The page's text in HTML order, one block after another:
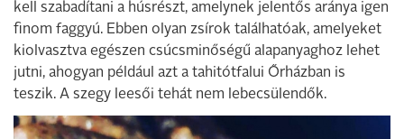
kell szabadítani a húsrészt, amelynek jelentős aránya igen
finom faggyú. Ebben olyan zsírok találhatóak, amelyeket
kiolvasztva egészen csúcsminőségű alapanyaghoz lehet
jutni, ahogyan például azt a tahitótfalui Őrházban is
teszik. A szegy leesői tehát nem lebecsülendők.